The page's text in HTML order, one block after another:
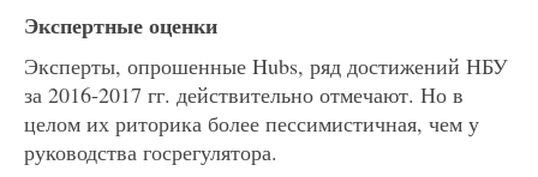
Экспертные оценки
Эксперты, опрошенные Hubs, ряд достижений НБУ
за 2016-2017 гг. действительно отмечают. Но в
целом их риторика более пессимистичная, чем у
руководства госрегулятора.